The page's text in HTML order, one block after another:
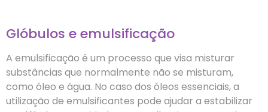
Glóbulos e emulsificação
A emulsificação é um processo que visa misturar
substâncias que normalmente não se misturam,
como óleo e água. No caso dos óleos essenciais, a
utilização de emulsificantes pode ajudar a estabilizar